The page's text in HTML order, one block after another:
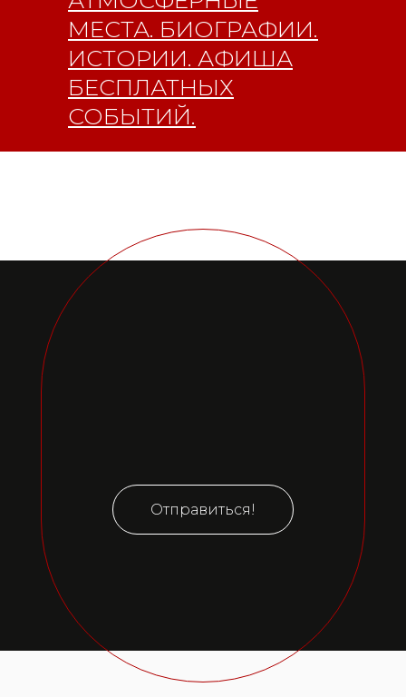
МЕСТА. БИОГРАФИИ.
ИСТОРИИ. АФИША
БЕСПЛАТНЫХ
СОБЫТИЙ.
Отправиться!
Youtube
Главная
16+